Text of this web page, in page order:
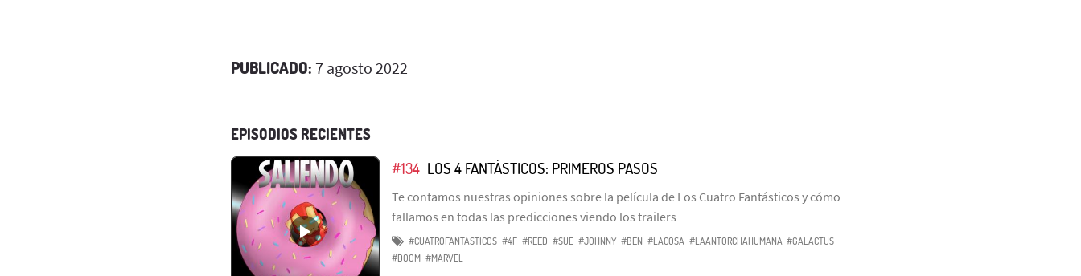
PUBLICADO: 7 agosto 2022
EPISODIOS RECIENTES
#134 LOS 4 FANTÁSTICOS: PRIMEROS PASOS
Te contamos nuestras opiniones sobre la película de Los Cuatro Fantásticos y cómo
fallamos en todas las predicciones viendo los trailers
#CUATROFANTASTICOS #4F #REED #SUE #JOHNNY #BEN #LACOSA #LAANTORCHAHUMANA #GALACTUS
#DOOM #MARVEL